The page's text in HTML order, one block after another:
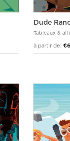
Dude
Tableaux &
à partir de: